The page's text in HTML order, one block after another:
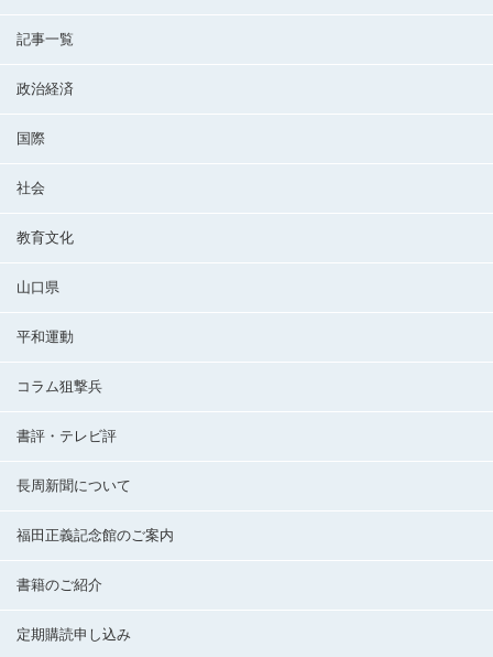
記事一覧
政治経済
国際
社会
教育文化
山口県
平和運動
コラム狙撃兵
書評・テレビ評
長周新聞について
福田正義記念館のご案内
書籍のご紹介
定期購読申し込み